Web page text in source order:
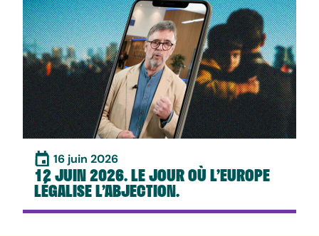
16 juin 2026
12 JUIN 2026. LE JOUR OÙ L’EUROPE
LÉGALISE L’ABJECTION.